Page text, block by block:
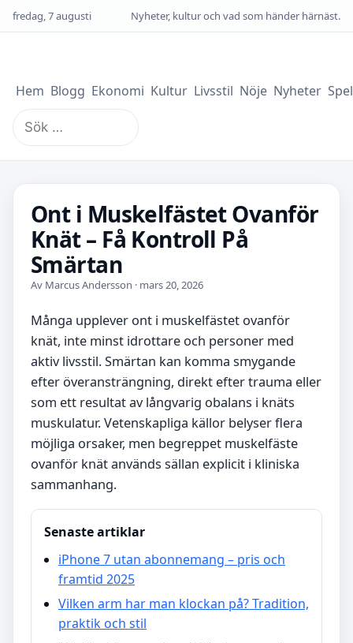
fredag, 7 augusti Nyheter, kultur och vad som händer härnäst.
Hem Blogg Ekonomi Kultur Livsstil Nöje Nyheter Spel
Sök
efter:
Ont i Muskelfästet Ovanför
Knät – Få Kontroll På
Smärtan
Av Marcus Andersson · mars 20, 2026
Många upplever ont i muskelfästet ovanför
knät, inte minst idrottare och personer med
aktiv livsstil. Smärtan kan komma smygande
efter överansträngning, direkt efter trauma eller
som ett resultat av långvarig obalans i knäts
muskulatur. Vetenskapliga källor belyser flera
möjliga orsaker, men begreppet muskelfäste
ovanför knät används sällan explicit i kliniska
sammanhang.
Senaste artiklar
iPhone 7 utan abonnemang – pris och
framtid 2025
Vilken arm har man klockan på? Tradition,
praktik och stil